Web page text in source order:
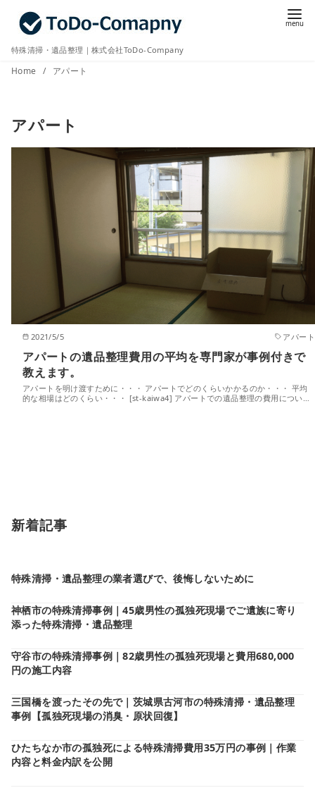
特殊清掃・遺品整理｜株式会社ToDo-Company
Home アパート
アパート
2021/5/5 アパート
アパートの遺品整理費用の平均を専門家が事例付きで
教えます。
アパートを明け渡すために・・・ アパートでどのくらいかかるのか・・・ 平均
的な相場はどのくらい・・・ [st-kaiwa4] アパートでの遺品整理の費用につい…
新着記事
特殊清掃・遺品整理の業者選びで、後悔しないために
神栖市の特殊清掃事例｜45歳男性の孤独死現場でご遺族に寄り
添った特殊清掃・遺品整理
守谷市の特殊清掃事例｜82歳男性の孤独死現場と費用680,000
円の施工内容
三国橋を渡ったその先で｜茨城県古河市の特殊清掃・遺品整理
事例【孤独死現場の消臭・原状回復】
ひたちなか市の孤独死による特殊清掃費用35万円の事例｜作業
内容と料金内訳を公開